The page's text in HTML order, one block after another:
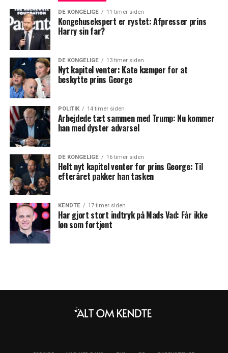
DE KONGELIGE 11 timer siden
Kongehusekspert er rystet: Afpresser prins
Harry sin far?
DE KONGELIGE 13 timer siden
Nyt kapitel venter: Kate kæmper for at
beskytte prins George
POLITIK 14 timer siden
Arbejdede tæt sammen med Trump: Nu kommer
han med dyster advarsel
DE KONGELIGE 16 timer siden
Helt nyt kapitel venter for prins George: Til
efteråret pakker han tasken
KENDTE 17 timer siden
Har gjort stort indtryk på Mads Vad: Får ikke
løn som fortjent